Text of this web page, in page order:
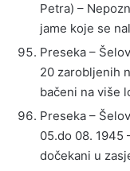
Petra) –
jame koje se
Preseka –
20 zarobljenih
bačeni na više
Preseka –
05.do 08. 1945
dočekani u